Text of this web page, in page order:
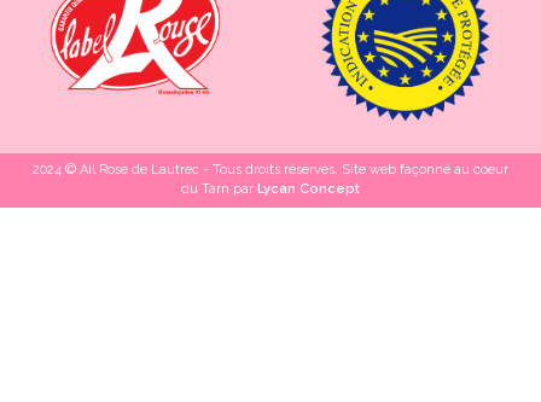
2024 © Ail Rose de Lautrec - Tous droits réservés. Site web façonné au coeur
du Tarn par Lycan Concept